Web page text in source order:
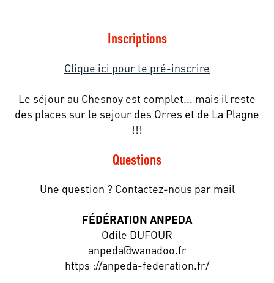
Inscriptions
Clique ici pour te pré-inscrire
Le séjour au Chesnoy est complet... mais il reste
des places sur le sejour des Orres et de La Plagne
!!!
Questions
Une question ? Contactez-nous par mail
FÉDÉRATION ANPEDA
Odile DUFOUR
anpeda@wanadoo.fr
https ://anpeda-federation.fr/